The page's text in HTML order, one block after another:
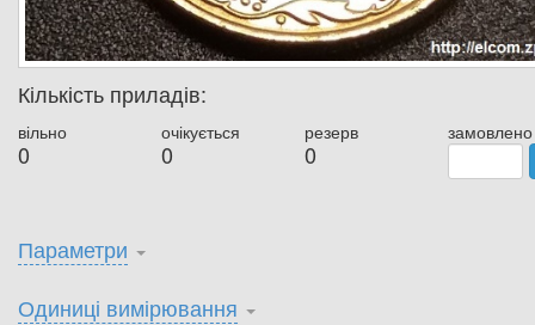
Кількість приладів:
вільно
0
очікується
0
резерв
0
замовлено
Параметри
Одиниці вимірювання